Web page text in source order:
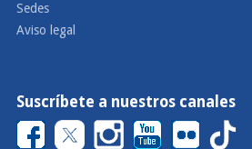
Sedes
Aviso legal
Suscríbete a nuestros canales